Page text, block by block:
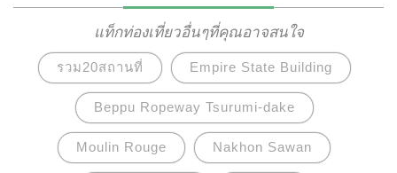
แท็กท่องเที่ยวอื่นๆที่คุณอาจสนใจ
รวม20สถานที่ Empire State Building
Beppu Ropeway Tsurumi-dake
Moulin Rouge Nakhon Sawan